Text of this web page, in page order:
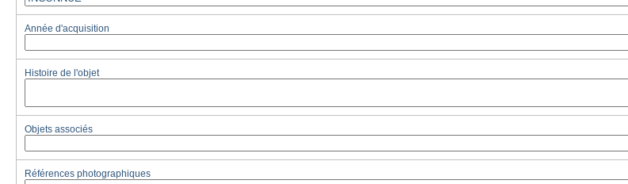
Année d'acquisition
Histoire de l'objet
Objets associés
Références photographiques